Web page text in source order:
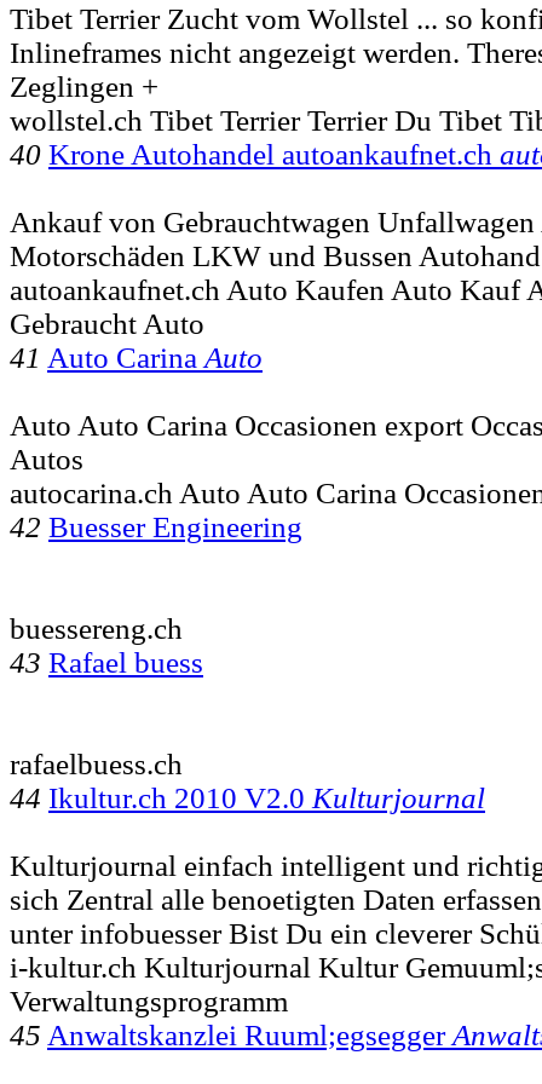
Tibet Terrier Zucht vom Wollstel ... so
Inlineframes nicht angezeigt werden.
Zeglingen +
wollstel.ch Tibet Terrier Terrier Du Tibet
40 Krone Autohandel autoankaufnet.ch
Ankauf von Gebrauchtwagen
Motorschäden LKW und Bussen
autoankaufnet.ch Auto Kaufen Auto Kauf
Gebraucht Auto
41 Auto Carina Auto
Auto Auto Carina Occasionen export
Autos
autocarina.ch Auto Auto Carina
42 Buesser Engineering
buessereng.ch
43 Rafael buess
rafaelbuess.ch
44 Ikultur.ch 2010 V2.0 Kulturjournal
Kulturjournal einfach intelligent und
sich Zentral alle benoetigten Daten
unter infobuesser Bist Du ein cleverer
i-kultur.ch Kulturjournal Kultur
Verwaltungsprogramm
45 Anwaltskanzlei Ruuml;egsegger